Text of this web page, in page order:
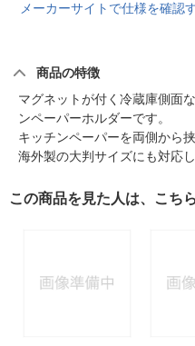
メーカーサイトで仕様を確認
商品の特徴
マグネットが付く冷蔵庫側面
ンペーパーホルダーです。
キッチンペーパーを両側から
海外製の大判サイズにも対応
この商品を見た人は、こち